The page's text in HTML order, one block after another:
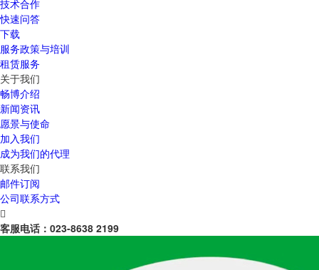
技术合作
快速问答
下载
服务政策与培训
租赁服务
关于我们
畅博介绍
新闻资讯
愿景与使命
加入我们
成为我们的代理
联系我们
邮件订阅
公司联系方式

客服电话： 023-8638 2199